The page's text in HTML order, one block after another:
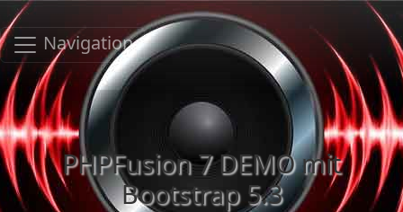
Navigation
PHPFusion 7 DEMO mit
Bootstrap 5.3